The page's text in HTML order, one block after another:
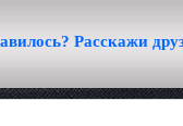
Расскажи